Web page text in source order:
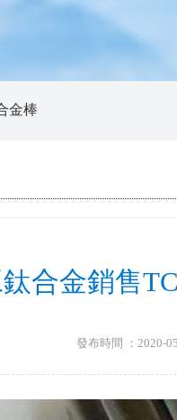
金棒
合金銷售
發布時間 ：2020-